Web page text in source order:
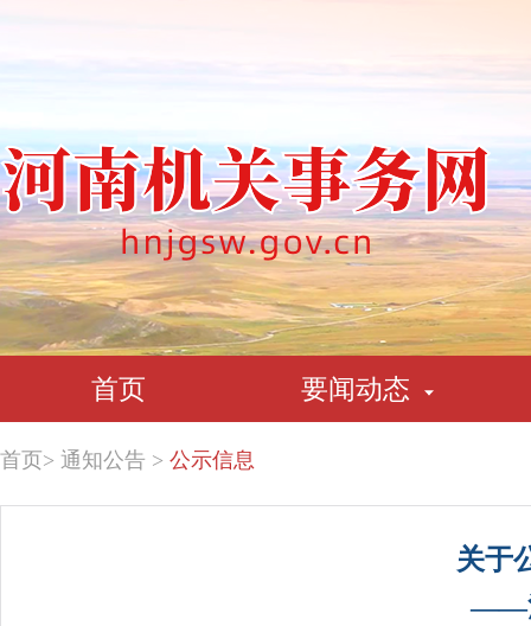
首页 要闻动态
首页> 通知公告 > 公示信息
关于
——